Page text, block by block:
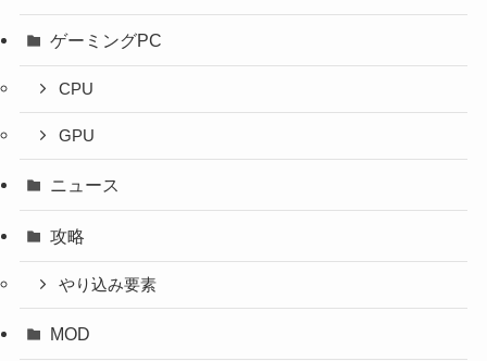
ゲーミングPC
CPU
GPU
ニュース
攻略
やり込み要素
MOD